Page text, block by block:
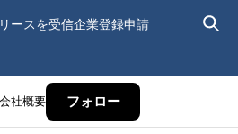
ースを受信企業登録申請
会社概要 フォロー